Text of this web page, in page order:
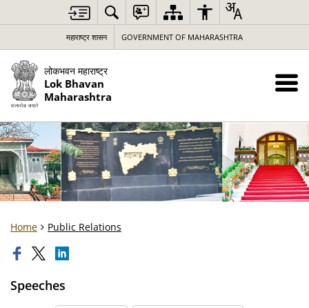
महाराष्ट्र शासन GOVERNMENT OF MAHARASHTRA
लोकभवन महाराष्ट्र
Lok Bhavan
Maharashtra
Home Public Relations
Speeches